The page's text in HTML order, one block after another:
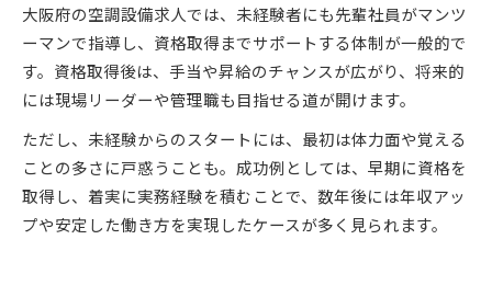
大阪府の空調設備求人では、未経験者にも先輩社員がマンツ
ーマンで指導し、資格取得までサポートする体制が一般的で
す。資格取得後は、手当や昇給のチャンスが広がり、将来的
には現場リーダーや管理職も目指せる道が開けます。
ただし、未経験からのスタートには、最初は体力面や覚える
ことの多さに戸惑うことも。成功例としては、早期に資格を
取得し、着実に実務経験を積むことで、数年後には年収アッ
プや安定した働き方を実現したケースが多く見られます。